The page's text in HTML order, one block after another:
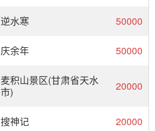
逆水寒 50000
庆余年 50000
麦积山景区(甘肃省天水
市)
20000
搜神记 20000